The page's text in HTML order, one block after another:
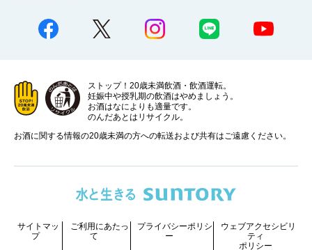
ストップ！20歳未満飲酒・飲酒運転。
妊娠中や授乳期の飲酒はやめましょう。
お酒はなによりも適量です。
のんだあとはリサイクル。
お酒に関する情報の20歳未満の方への転送および共有はご遠慮ください。
サイトマッ
プ
ご利用にあたっ
て
プライバシーポリシ
ー
ウェブアクセシビリ
ティ
ポリシー